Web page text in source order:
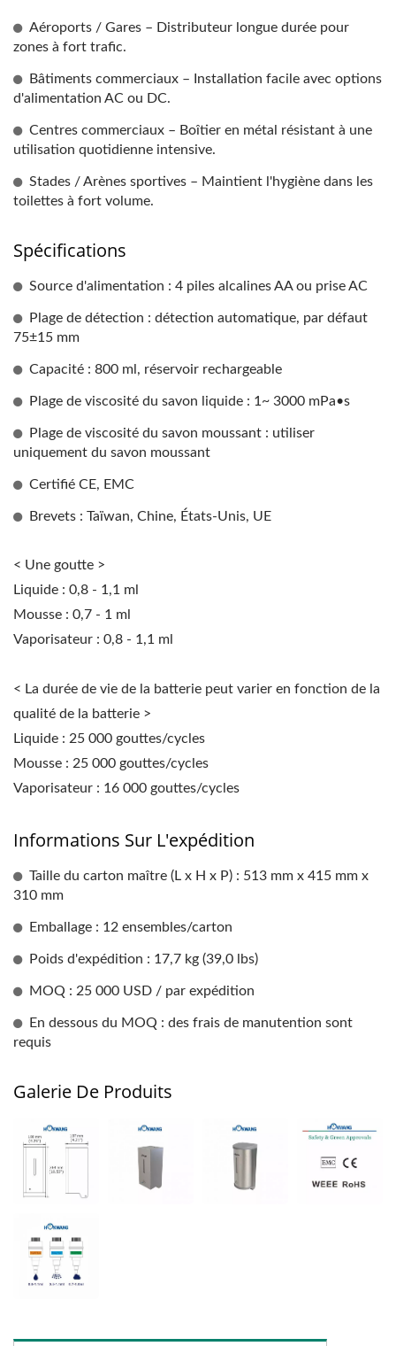
Aéroports / Gares – Distributeur longue durée pour
zones à fort trafic.
Bâtiments commerciaux – Installation facile avec options
d'alimentation AC ou DC.
Centres commerciaux – Boîtier en métal résistant à une
utilisation quotidienne intensive.
Stades / Arènes sportives – Maintient l'hygiène dans les
toilettes à fort volume.
Spécifications
Source d'alimentation : 4 piles alcalines AA ou prise AC
Plage de détection : détection automatique, par défaut
75±15 mm
Capacité : 800 ml, réservoir rechargeable
Plage de viscosité du savon liquide : 1~ 3000 mPa•s
Plage de viscosité du savon moussant : utiliser
uniquement du savon moussant
Certifié CE, EMC
Brevets : Taïwan, Chine, États-Unis, UE
< Une goutte >
Liquide : 0,8 - 1,1 ml
Mousse : 0,7 - 1 ml
Vaporisateur : 0,8 - 1,1 ml
< La durée de vie de la batterie peut varier en fonction de la
qualité de la batterie >
Liquide : 25 000 gouttes/cycles
Mousse : 25 000 gouttes/cycles
Vaporisateur : 16 000 gouttes/cycles
Informations Sur L'expédition
Taille du carton maître (L x H x P) : 513 mm x 415 mm x
310 mm
Emballage : 12 ensembles/carton
Poids d'expédition : 17,7 kg (39,0 lbs)
MOQ : 25 000 USD / par expédition
En dessous du MOQ : des frais de manutention sont
requis
Galerie De Produits